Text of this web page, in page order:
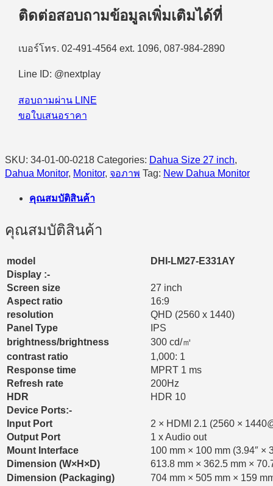
LM27-
E331AY
(IPS,HDMI)
HDR10
ติดต่อสอบถามข้อมูลเพิ่มเติมได้ที่
เบอร์โทร. 02-491-4564 ext. 1096, 087-984-2890
Line ID: @nextplay
สอบถามผ่าน LINE
ขอใบเสนอราคา
SKU: 34-01-00-0218 Categories: Dahua Size 27 inch,
Dahua Monitor, Monitor, จอภาพ Tag: New Dahua Monitor
คุณสมบัติสินค้า
คุณสมบัติสินค้า
model
DHI-LM27-E331AY
Display :-
Screen size
27 inch
Aspect ratio
16:9
resolution
QHD (2560 x 1440)
Panel Type
IPS
brightness/brightness
300 cd/㎡
contrast ratio
1,000: 1
Response time
MPRT 1 ms
Refresh rate
200Hz
HDR
HDR 10
Device Ports:-
Input Port
2 × HDMI 2.1 (2560 ×
Output Port
1 x Audio out
Mount Interface
100 mm × 100 mm (3.94″ ×
Dimension (W×H×D)
613.8 mm × 362.5 mm ×
Dimension (Packaging)
704 mm × 505 mm × 159